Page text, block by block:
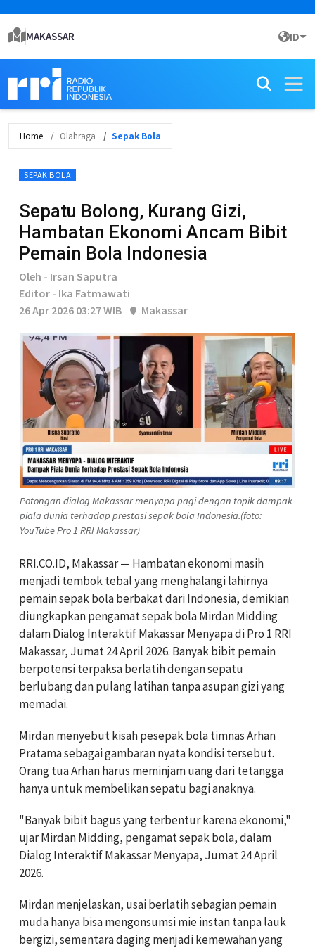
MAKASSAR ID
Home Olahraga Sepak Bola
SEPAK BOLA
Sepatu Bolong, Kurang Gizi,
Hambatan Ekonomi Ancam Bibit
Pemain Bola Indonesia
Oleh - Irsan Saputra
Editor - Ika Fatmawati
26 Apr 2026 03:27 WIB
Makassar
Potongan dialog Makassar menyapa pagi dengan topik dampak
piala dunia terhadap prestasi sepak bola Indonesia.(foto:
YouTube Pro 1 RRI Makassar)
RRI.CO.ID, Makassar — Hambatan ekonomi masih
menjadi tembok tebal yang menghalangi lahirnya
pemain sepak bola berbakat dari Indonesia, demikian
diungkapkan pengamat sepak bola Mirdan Midding
dalam Dialog Interaktif Makassar Menyapa di Pro 1 RRI
Makassar, Jumat 24 April 2026. Banyak bibit pemain
berpotensi terpaksa berlatih dengan sepatu
berlubang dan pulang latihan tanpa asupan gizi yang
memadai.
Mirdan menyebut kisah pesepak bola timnas Arhan
Pratama sebagai gambaran nyata kondisi tersebut.
Orang tua Arhan harus meminjam uang dari tetangga
hanya untuk membelikan sepatu bagi anaknya.
"Banyak bibit bagus yang terbentur karena ekonomi,"
ujar Mirdan Midding, pengamat sepak bola, dalam
Dialog Interaktif Makassar Menyapa, Jumat 24 April
2026.
Mirdan menjelaskan, usai berlatih sebagian pemain
muda hanya bisa mengonsumsi mie instan tanpa lauk
bergizi, sementara daging menjadi kemewahan yang